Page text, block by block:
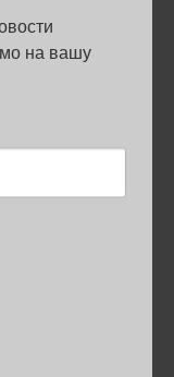
на вашу